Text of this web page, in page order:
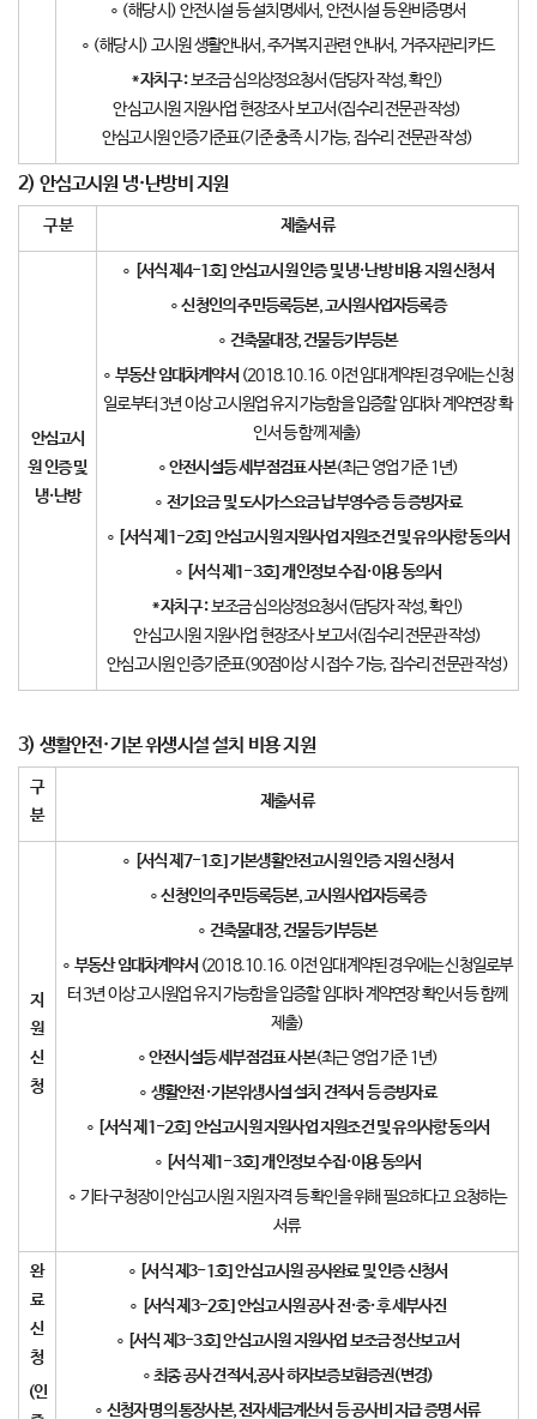
∘ (해당 시) 안전시설 등 설치명세서, 안전시설 등 완비증명서
∘ (해당 시) 고시원 생활안내서, 주거복지 관련 안내서, 거주자관리카드
*자치구:보조금 심의상정요청서(담당자 작성, 확인)
안심고시원 지원사업 현장조사 보고서(집수리 전문관 작성)
안심고시원 인증기준표(기준 충족 시 가능, 집수리 전문관 작성)
2) 안심고시원 냉·난방비 지원
구 분 제출서류
안심고시
원 인증 및
냉·난방
∘ 서식 제 4-1호] 안심고시원 인증 및 냉·난방 비용 지원 신청서
∘신청인의 주민등록등본,고시원사업자등록증
∘ 건축물대장,건물등기부등본
∘ 부동산 임대차계약서 (2018.10.16. 이전 임대계약된 경우에는 신청
일로부터 3년 이상 고시원업 유지 가능함을 입증할 임대차 계약연장 확
인서 등 함께 제출)
∘안전시설등 세부점검표 사본(최근 영업 기준 1년)
∘ 전기요금 및 도시가스요금 납부영수증 등 증빙자료
∘ [서식 제 1-2호] 안심고시원 지원사업 지원조건 및 유의사항 동의서
∘ [서식 제 1-3호]개인정보 수집·이용 동의서
*자치구:보조금 심의상정요청서(담당자 작성, 확인)
안심고시원 지원사업 현장조사 보고서(집수리 전문관 작성)
안심고시원 인증기준표(90점이상 시 접수 가능, 집수리 전문관 작성)
3) 생활안전·기본 위생시설 설치 비용 지원
구
분
제출서류
지
원
신
청
∘ 서식 제 7-1호] 기본생활안전고시원 인증 지원 신청서
∘신청인의 주민등록등본,고시원사업자등록증
∘ 건축물대장,건물등기부등본
∘ 부동산 임대차계약서 (2018.10.16. 이전 임대계약된 경우에는 신청일로부
터 3년 이상 고시원업 유지 가능함을 입증할 임대차 계약연장 확인서 등 함께
제출)
∘안전시설등 세부점검표 사본(최근 영업 기준 1년)
∘ 생활안전·기본위생시설 설치 견적서 등 증빙자료
∘ [서식 제 1-2호] 안심고시원 지원사업 지원조건 및 유의사항 동의서
∘ [서식 제 1-3호]개인정보 수집·이용 동의서
∘ 기타 구청장이 안심고시원 지원 자격 등 확인을 위해 필요하다고 요청하는
서류
완
료
신
청
(인
∘ [서식 제3-1호]안심고시원 공사완료 및 인증 신청서
∘ 서식 제 3-2호] 안심고시원 공사 전·중·후 세부사진
∘ [서식 제3-3호]안심고시원 지원사업 보조금 정산보고서
∘최종 공사 견적서,공사 하자보증보험증권(변경)
∘ 신청자 명의 통장사본,전자세금계산서 등 공사비 지급 증명 서류